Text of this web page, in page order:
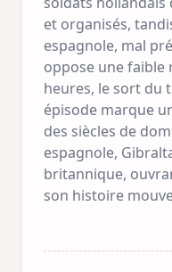
et organisés,
espagnole, mal
oppose une faible
heures, le sort du
épisode marque
des siècles de
espagnole,
britannique,
son histoire